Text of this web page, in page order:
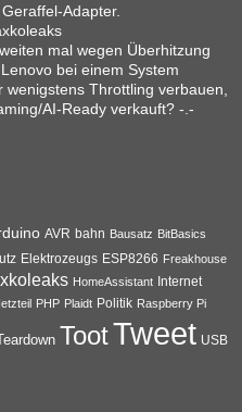
Adapter.
mal wegen Überhitzung
bei einem System
Throttling verbauen,
AI-Ready verkauft? -.-
AVR bahn Bausatz BitBasics
Elektrozeugs ESP8266 Freakhouse
HomeAssistant Internet
PHP Plaidt Politik Raspberry Pi
TootTweet USB